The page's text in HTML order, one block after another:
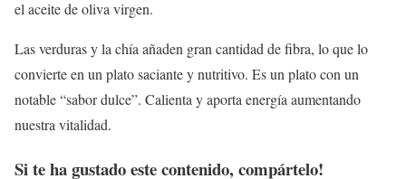
el aceite de oliva virgen.
Las verduras y la chía añaden gran cantidad de fibra, lo que lo
convierte en un plato saciante y nutritivo. Es un plato con un
notable “sabor dulce”. Calienta y aporta energía aumentando
nuestra vitalidad.
Si te ha gustado este contenido, compártelo!